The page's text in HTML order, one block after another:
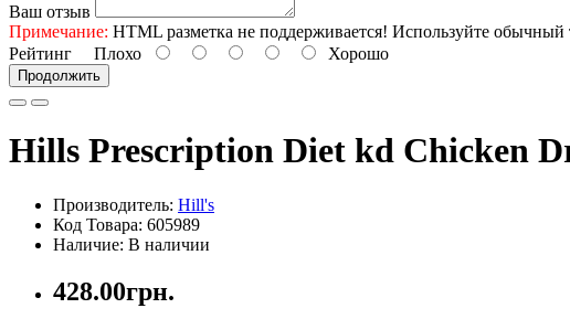
Ваш отзыв
Примечание: HTML разметка не поддерживается! Используйте обычный
Рейтинг Плохо Хорошо
Продолжить
Hills Prescription Diet kd Chicken
Производитель: Hill's
Код Товара: 605989
Наличие: В наличии
428.00грн.